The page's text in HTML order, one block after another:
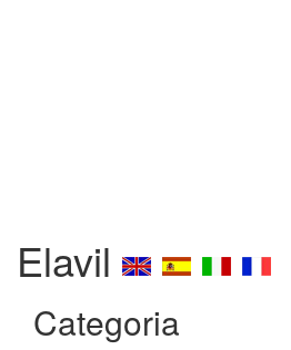
Elavil
Categoria